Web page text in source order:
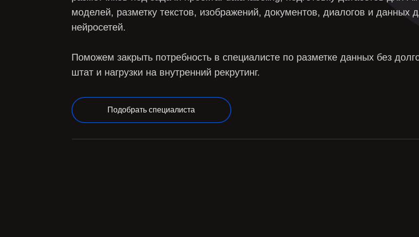
Поможем закрыть потребность в специалисте по разметке данных без долгого найма в
штат и нагрузки на внутренний рекрутинг.
Подобрать специалиста